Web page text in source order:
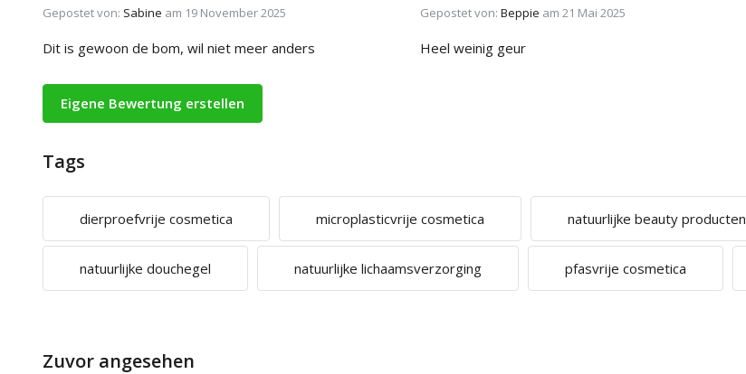
Gepostet von: Sabine am 19 November 2025
Dit is gewoon de bom, wil niet meer anders
Gepostet von: Beppie am 21 Mai 2025
Heel weinig geur
Eigene Bewertung erstellen
Tags
dierproefvrije cosmetica microplasticvrije cosmetica natuurlijke beauty producten
natuurlijke douchegel natuurlijke lichaamsverzorging pfasvrije cosmetica
Zuvor angesehen